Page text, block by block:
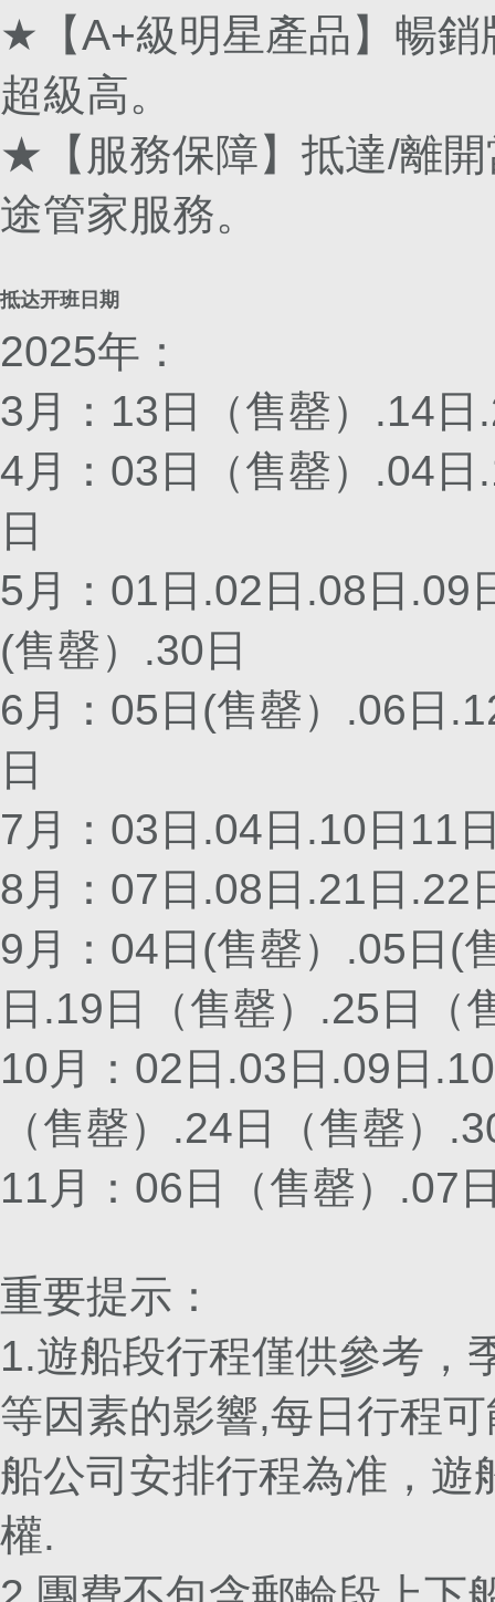
★【A+級明星產品】暢銷
超級高。
★【服務保障】抵達/離
途管家服務。
抵达开班日期
2025年：
3月：13日（售罄）.14
4月：03日（售罄）.04
日
5月：01日.02日.08日.09
(售罄）.30日
6月：05日(售罄）.06日
日
7月：03日.04日.10日11
8月：07日.08日.21日.22
9月：04日(售罄）.05日(
日.19日（售罄）.25日（
10月：02日.03日.09日
（售罄）.24日（售罄）
11月：06日（售罄）.07
重要提示：
1.遊船段行程僅供參考，
等因素的影響,每日行程
船公司安排行程為准，遊
權.